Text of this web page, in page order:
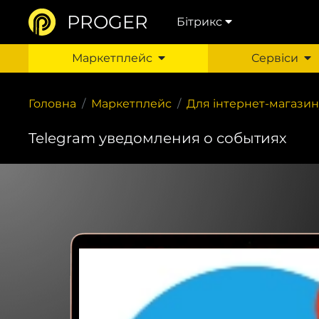
PROGER Бітрикс
Маркетплейс Сервіси
Головна Маркетплейс Для інтернет-
Telegram уведомления о событиях